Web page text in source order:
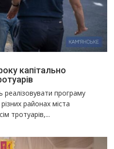
капітально
програму
районах міста
тротуарів,...